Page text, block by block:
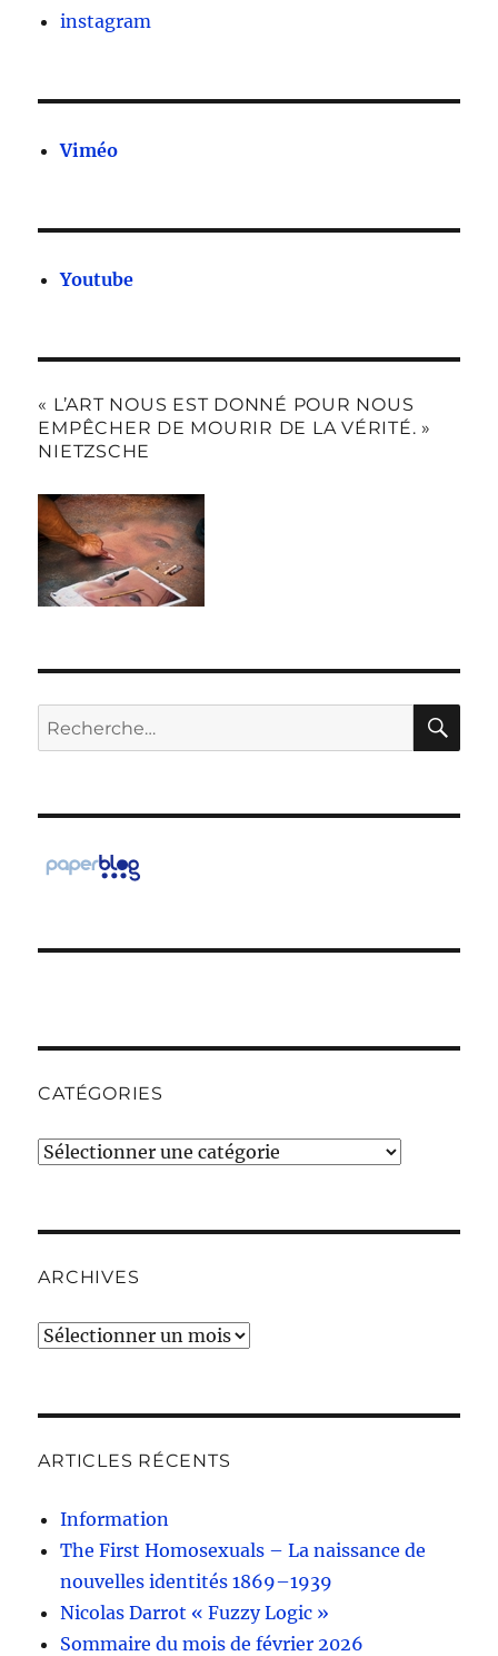
instagram
Viméo
Youtube
« L’ART NOUS EST DONNÉ POUR NOUS
EMPÊCHER DE MOURIR DE LA VÉRITÉ. »
NIETZSCHE
Recherche
pour :
CATÉGORIES
Catégories
ARCHIVES
Archives
ARTICLES RÉCENTS
Information
The First Homosexuals – La naissance de
nouvelles identités 1869–1939
Nicolas Darrot « Fuzzy Logic »
Sommaire du mois de février 2026